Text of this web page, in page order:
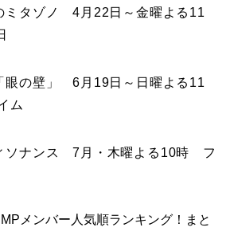
タゾノ 4月22日～金曜よる11
の壁」 6月19日～日曜よる11
ム
ソナンス 7月・木曜よる10時 フ
メンバー人気順ランキング！まと